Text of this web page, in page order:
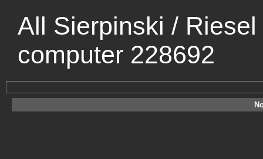
All Sierpinski /
computer 228692